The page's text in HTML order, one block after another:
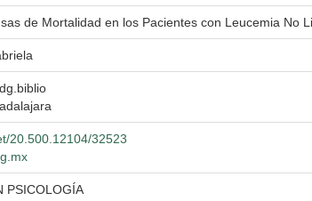
de Mortalidad en los Pacientes con Leucemia No
20.500.12104/32523
PSICOLOGÍA